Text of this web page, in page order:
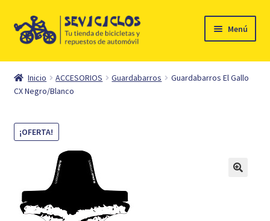
Ir
Ir
al
Menú
Inicio
Ciclismo
Automóvil
Contacto
Inicio ACCESORIOS Guardabarros
Guardabarros El Gallo
CX Negro/Blanco
¡OFERTA!